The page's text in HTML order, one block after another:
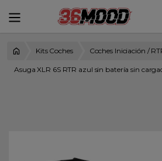
Kits Coches Coches Iniciación /
Asuga XLR 6S RTR azul sin batería sin